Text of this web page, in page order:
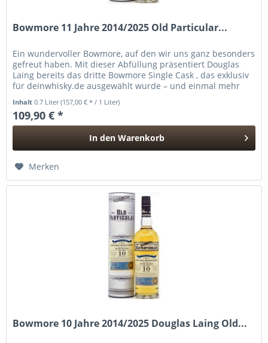
Bowmore 11 Jahre 2014/2025 Old Particular...
Ein wundervoller Bowmore, auf den wir uns ganz besonders
gefreut haben. Mit dieser Abfüllung präsentiert Douglas
Laing bereits das dritte Bowmore Single Cask , das exklusiv
für deinwhisky.de ausgewählt wurde – und einmal mehr
Inhalt0.7 Liter(157,00 € * / 1 Liter)
109,90 € *
In den Warenkorb
Merken
Bowmore 10 Jahre 2014/2025 Douglas Laing Old...